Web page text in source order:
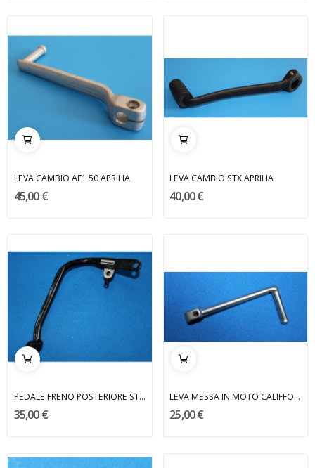
LEVA CAMBIO AF1 50 APRILIA
45,00 €
LEVA CAMBIO STX APRILIA
40,00 €
PEDALE FRENO POSTERIORE STX 125 APRILIA
35,00 €
LEVA MESSA IN MOTO CALIFFONE RIZZATO
25,00 €